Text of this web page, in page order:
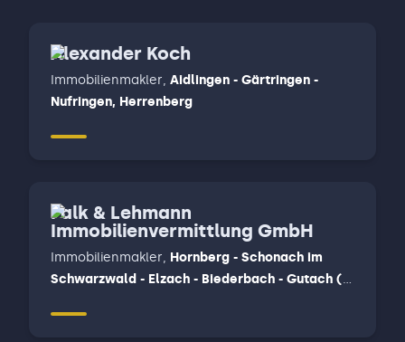
Alexander Koch
Immobilienmakler, Aidlingen - Gärtringen -
Nufringen, Herrenberg
Falk & Lehmann
Immobilienvermittlung GmbH
Immobilienmakler, Hornberg - Schonach im
Schwarzwald - Elzach - Biederbach - Gutach (